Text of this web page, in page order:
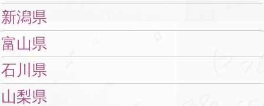
新潟県
富山県
石川県
山梨県